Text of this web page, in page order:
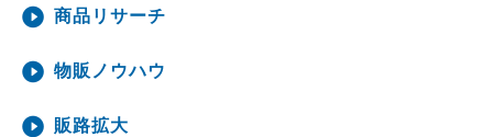
商品リサーチ
物販ノウハウ
販路拡大